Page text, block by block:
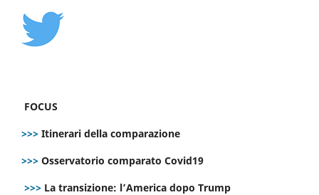
FOCUS
>>> Itinerari della comparazione
>>> Osservatorio comparato Covid19
>>> La transizione: l’America dopo Trump